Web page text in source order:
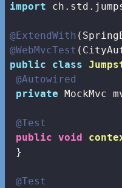
import
@ExtendWith
@WebMvcTest
public
class
@Autowired
private MockMvc
@Test
public void
}
@Test